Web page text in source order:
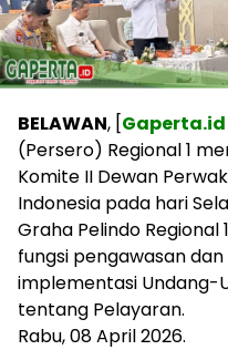
BELAWAN, [Gaperta.id
(Persero) Regional 1
Komite II Dewan
Indonesia pada hari
Graha Pelindo
fungsi pengawasan
implementasi Undang-
tentang Pelayaran.
Rabu, 08 April 2026.